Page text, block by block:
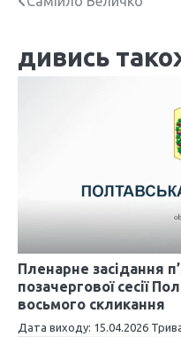
в
і
я
з
а
дивись
Пленарне засідання
позачергової сесії
восьмого скликання
Дата виходу: 15.04.2026